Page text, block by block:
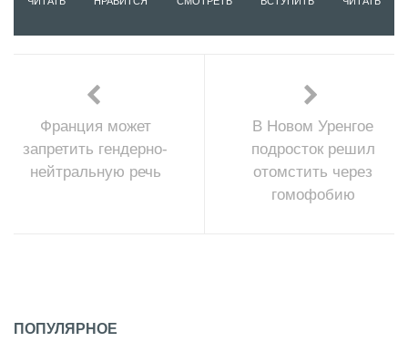
Франция может
запретить гендерно-
нейтральную речь
В Новом Уренгое
подросток решил
отомстить через
гомофобию
ПОПУЛЯРНОЕ